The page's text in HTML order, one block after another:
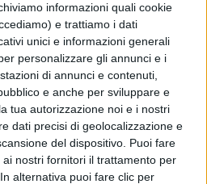
informazioni quali cookie
e trattiamo i dati
unici e informazioni generali
personalizzare gli annunci e i
di annunci e contenuti,
e anche per sviluppare e
tua autorizzazione noi e i nostri
dati precisi di geolocalizzazione e
del dispositivo. Puoi fare
nostri fornitori il trattamento per
alternativa puoi fare clic per
“Flash mob, no a
ex assessori non fingano di
spiaggia: decisiva la vespa
VIDEOS